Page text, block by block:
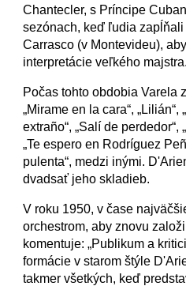
Chantecler, s Príncipe
sezónach, keď ľudia
Carrasco (v Montevideu),
interpretácie veľkého
Počas tohto obdobia Varela
„Mirame en la cara“,
extraño“, „Salí de perdedor“,
„Te espero en Rodríguez
pulenta“, medzi inými.
dvadsať jeho skladieb.
V roku 1950, v čase
orchestrom, aby znovu
komentuje: „Publikum a
formácie v starom štýle
takmer všetkých, keď